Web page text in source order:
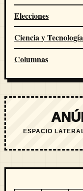
Elecciones
Ciencia y Tecnología
Columnas
ESPACIO